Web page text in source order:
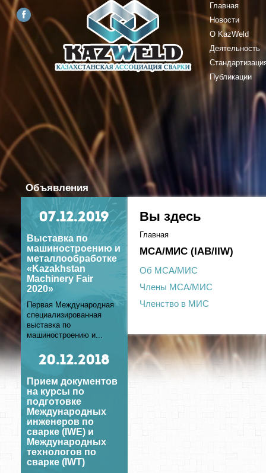
Главная
Новости
О KazWeld
Деятельность
Публикации
Вы здесь
Главная
МСА/МИС (IAB/IIW)
Об МСА/МИС
Члены МСА/МИС
Членство в МИС
Объявления
07.12.2019
Выставка по
машиностроению и
металлообработке
«Kazakhstan
Machinery Fair
2020»
Первая Международная
специализированная
выставка по
машиностроению и...
20.12.2018
Прием документов
на курсы по
подготовке
Международных
инженеров по
сварке (IWE) и
Международных
технологов по
сварке (IWT)